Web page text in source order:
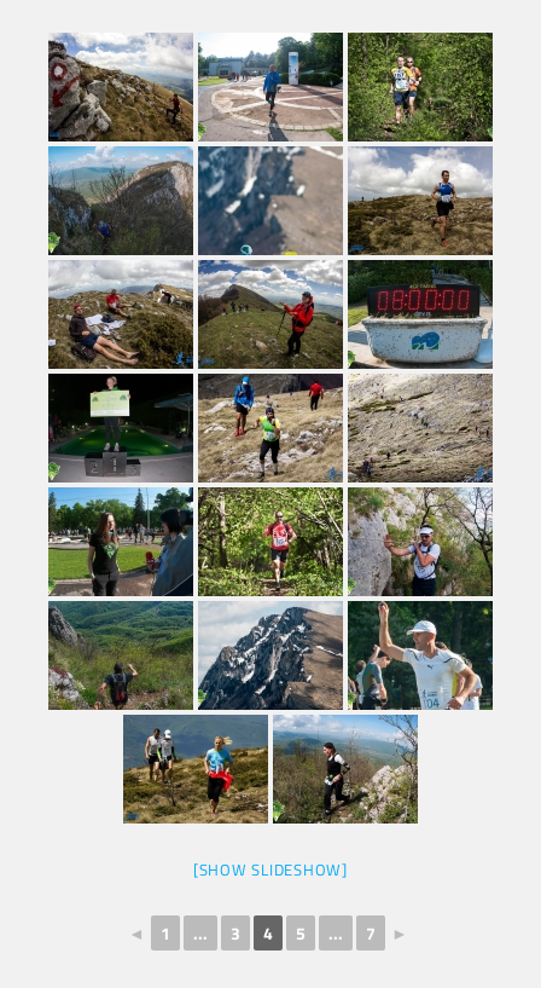
[SHOW SLIDESHOW]
◄ 1 ... 3 4 5 ... 7 ►